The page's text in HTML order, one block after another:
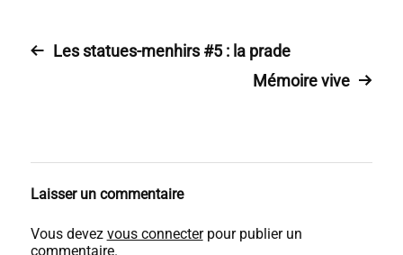
Les statues-menhirs #5 : la prade
Mémoire vive
Laisser un commentaire
Vous devez vous connecterpour publier un
commentaire.